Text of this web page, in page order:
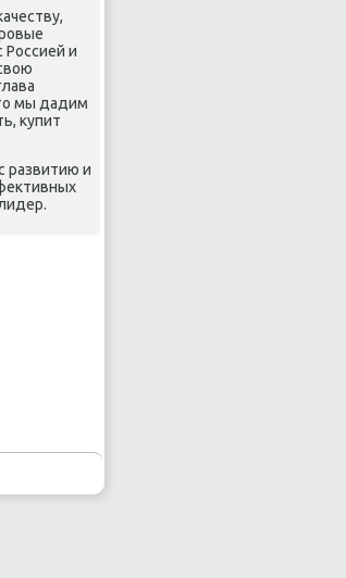
и
мы дадим
κупит
развитию и